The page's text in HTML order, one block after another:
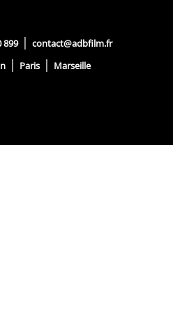
899| contact@adbfilm.fr
| Paris | Marseille